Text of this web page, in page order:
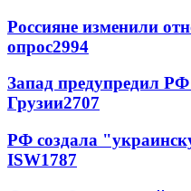
Россияне изменили
опрос2994
Запад предупредил
Грузии2707
РФ создала
ISW1787